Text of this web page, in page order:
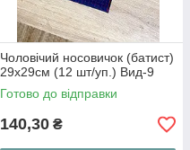
Чоловічий носовичок (батист)
29х29см (12 шт/уп.) Вид-9
Готово до відправки
140,30 ₴